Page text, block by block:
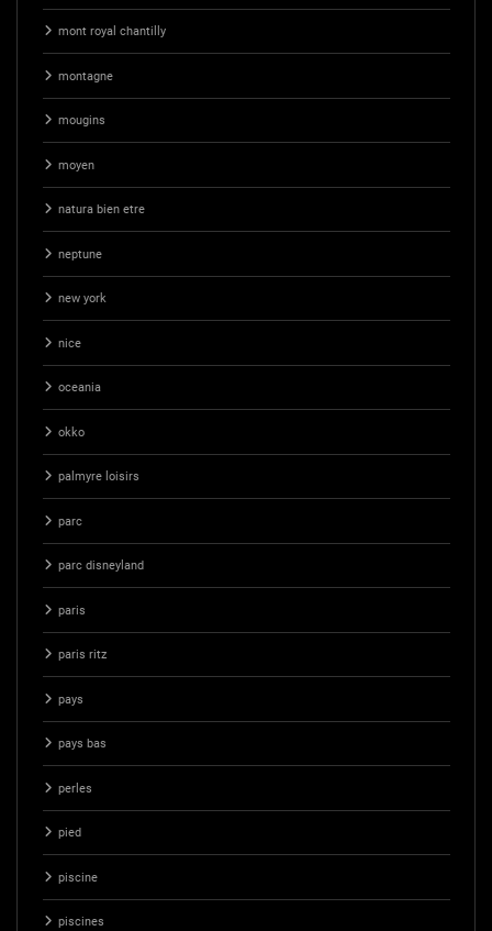
mont royal chantilly
montagne
mougins
moyen
natura bien etre
neptune
new york
nice
oceania
okko
palmyre loisirs
parc
parc disneyland
paris
paris ritz
pays
pays bas
perles
pied
piscine
piscines